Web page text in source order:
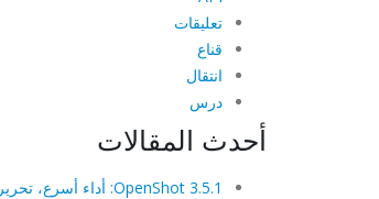
تعليقات
قناع
انتقال
درس
أحدث المقالات
OpenShot 3.5.1: أداء أسرع، تحرير